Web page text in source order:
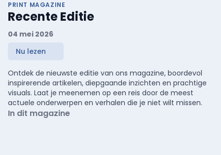
PRINT MAGAZINE
Recente Editie
04 mei 2026
Nu lezen
Ontdek de nieuwste editie van ons magazine, boordevol
inspirerende artikelen, diepgaande inzichten en prachtige
visuals. Laat je meenemen op een reis door de meest
actuele onderwerpen en verhalen die je niet wilt missen.
In dit magazine